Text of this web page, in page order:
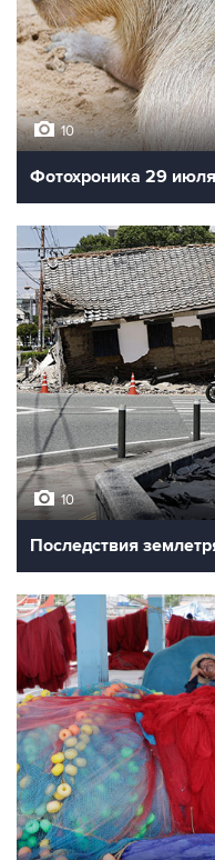
10
Фотохроника 29 июля
10
Последствия